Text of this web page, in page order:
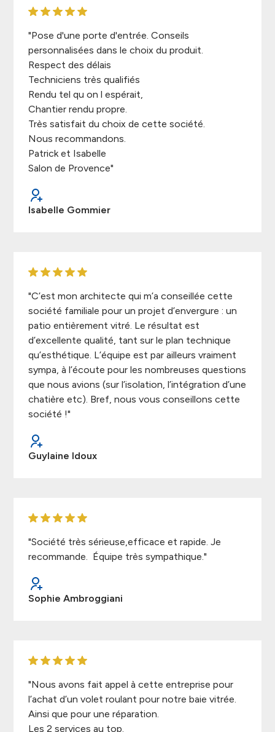
"Pose d'une porte d'entrée. Conseils
personnalisées dans le choix du produit.
Respect des délais
Techniciens très qualifiés
Rendu tel qu on l espérait,
Chantier rendu propre.
Très satisfait du choix de cette société.
Nous recommandons.
Patrick et Isabelle
Salon de Provence"
Isabelle Gommier
"C’est mon architecte qui m’a conseillée cette
société familiale pour un projet d’envergure : un
patio entièrement vitré. Le résultat est
d’excellente qualité, tant sur le plan technique
qu’esthétique. L’équipe est par ailleurs vraiment
sympa, à l’écoute pour les nombreuses questions
que nous avions (sur l’isolation, l’intégration d’une
chatière etc). Bref, nous vous conseillons cette
société !"
Guylaine Idoux
"Société très sérieuse,efficace et rapide. Je
recommande. Équipe très sympathique."
Sophie Ambroggiani
"Nous avons fait appel à cette entreprise pour
l’achat d’un volet roulant pour notre baie vitrée.
Ainsi que pour une réparation.
Les 2 services au top.